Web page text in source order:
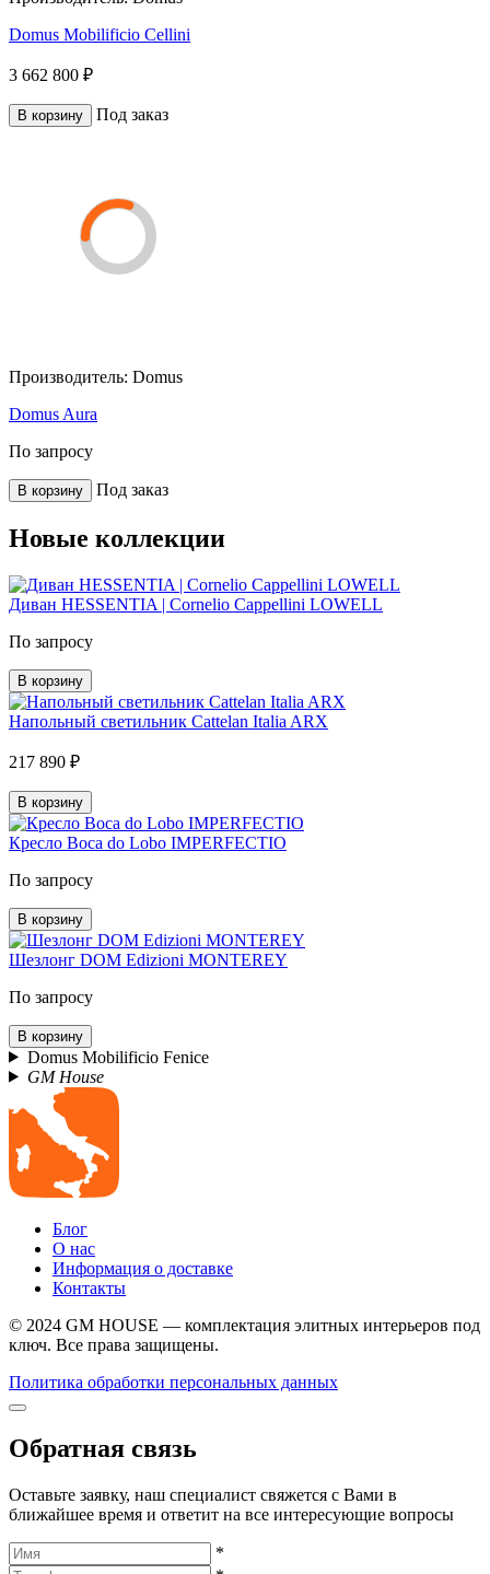
Domus Mobilificio Cellini
3 662 800 ₽
В корзину Под заказ
Производитель: Domus
Domus Aura
По запросу
В корзину Под заказ
Новые коллекции
Диван HESSENTIA | Cornelio Cappellini LOWELL
По запросу
В корзину
Напольный светильник Cattelan Italia ARX
217 890 ₽
В корзину
Кресло Boca do Lobo IMPERFECTIO
По запросу
В корзину
Шезлонг DOM Edizioni MONTEREY
По запросу
В корзину
Domus Mobilificio Fenice
GM House
Блог
О нас
Информация о доставке
Контакты
© 2024 GM HOUSE — комплектация элитных интерьеров под
ключ. Все права защищены.
Политика обработки персональных данных
Обратная связь
Оставьте заявку, наш специалист свяжется с Вами в
ближайшее время и ответит на все интересующие вопросы
*